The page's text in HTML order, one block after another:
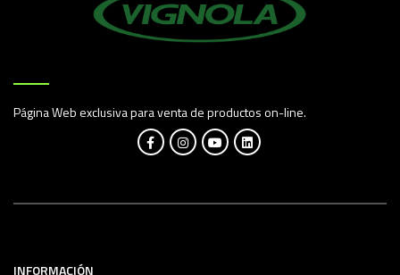
Página Web exclusiva para venta de productos on-line.
INFORMACIÓN